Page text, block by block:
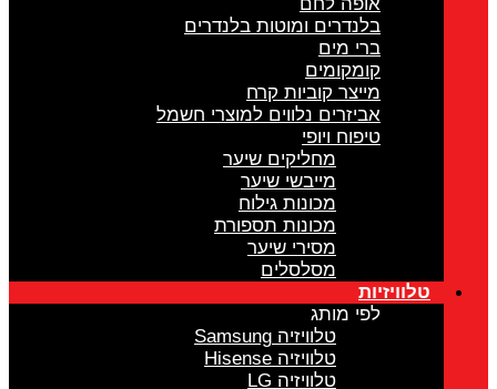
בלנדרים ומוטות בלנדרים
ברי מים
קומקומים
מייצר קוביות קרח
אביזרים נלווים למוצרי חשמל
טיפוח ויופי
מחליקים שיער
מייבשי שיער
מכונות גילוח
מכונות תספורת
מסירי שיער
מסלסלים
טלוויזיות
לפי מותג
טלוויזיה Samsung
טלוויזיה Hisense
טלוויזיה LG